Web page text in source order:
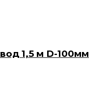
1,5 м D-100мм